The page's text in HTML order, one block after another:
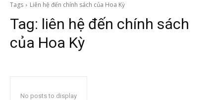
Tags Liên hệ đến chính sách của Hoa Kỳ
Tag: liên hệ đến chính sách
của Hoa Kỳ
No posts to display